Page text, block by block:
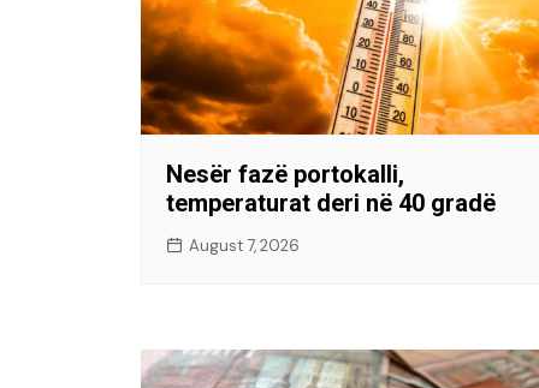
Nesër fazë portokalli,
temperaturat deri në 40 gradë
August 7, 2026